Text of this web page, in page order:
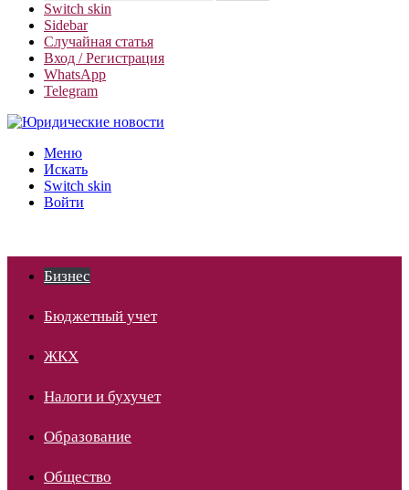
Switch skin
Sidebar
Случайная статья
Вход / Регистрация
WhatsApp
Telegram
Меню
Искать
Switch skin
Войти
Бизнес
Бюджетный учет
ЖКХ
Налоги и бухучет
Образование
Общество